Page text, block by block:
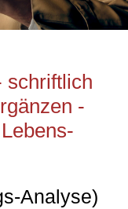
schriftlich
-
Analyse)